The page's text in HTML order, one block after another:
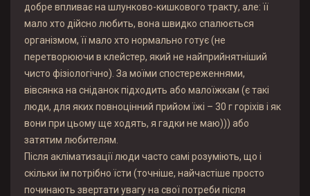
добре впливає на шлунково-кишкового тракту, але: її
мало хто дійсно любить, вона швидко спалюється
організмом, її мало хто нормально готує (не
перетворюючи в клейстер, який не найприйнятніший
чисто фізіологічно). За моїми спостереженнями,
вівсянка на сніданок підходить або малоїжкам (є такі
люди, для яких повноцінний прийом їжі – 30 г горіхів і як
вони при цьому ще ходять, я гадки не маю))) або
затятим любителям.
Після акліматизації люди часто самі розуміють, що і
скільки їм потрібно їсти (точніше, найчастіше просто
починають звертати увагу на свої потреби після